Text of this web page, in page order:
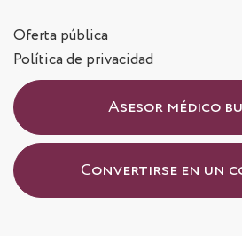
Oferta pública
Política de privacidad
Asesor médico
Convertirse en un